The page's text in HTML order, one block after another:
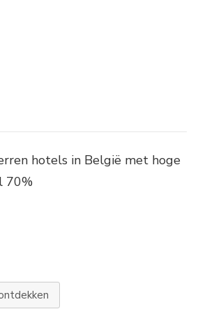
hotels in België met hoge
70%